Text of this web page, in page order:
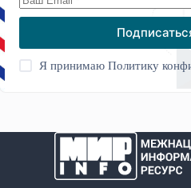
Я принимаюПолитику